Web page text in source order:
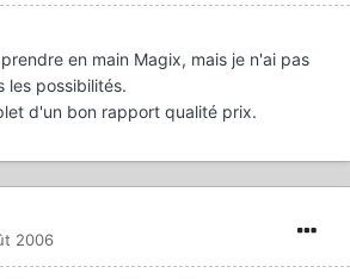
en main Magix, mais je n'ai pas
les possibilités.
d'un bon rapport qualité prix.
2006